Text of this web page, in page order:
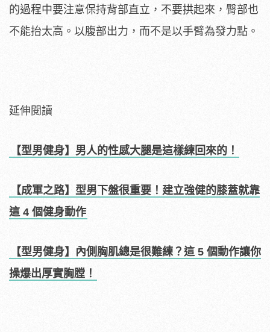
的過程中要注意保持背部直立，不要拱起來，臀部也
不能抬太高。以腹部出力，而不是以手臂為發力點。
延伸閱讀
【型男健身】男人的性感大腿是這樣練回來的！
【成軍之路】型男下盤很重要！建立強健的膝蓋就靠
這 4 個健身動作
【型男健身】內側胸肌總是很難練？這 5 個動作讓你
操爆出厚實胸膛！